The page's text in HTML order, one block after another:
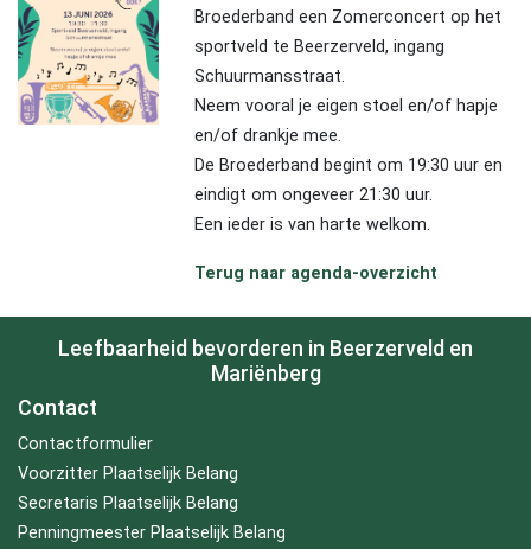
Broederband een Zomerconcert op het
sportveld te Beerzerveld, ingang
Schuurmansstraat.
Neem vooral je eigen stoel en/of hapje
en/of drankje mee.
De Broederband begint om 19:30 uur en
eindigt om ongeveer 21:30 uur.
Een ieder is van harte welkom.
Terug naar agenda-overzicht
Leefbaarheid bevorderen in Beerzerveld en
Mariënberg
Contact
Contactformulier
Voorzitter Plaatselijk Belang
Secretaris Plaatselijk Belang
Penningmeester Plaatselijk Belang